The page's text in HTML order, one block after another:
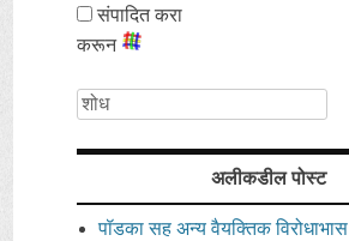
संपादित करा
करून
शोध
अलीकडील पोस्ट
पॉडका सह अन्य वैयक्तिक विरोधाभास